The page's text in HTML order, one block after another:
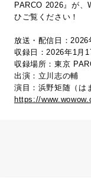
PARCO 2026』が、
ひご覧ください！
放送・配信日：
収録日：2026年1月
収録場所：東京
出演：立川志の輔
演目：浜野矩随（は
https://